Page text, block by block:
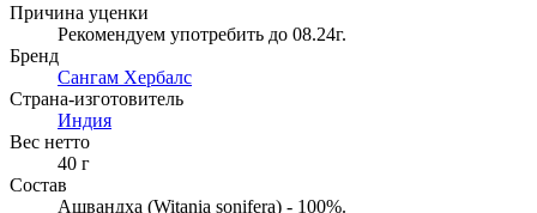
Причина уценки
Рекомендуем употребить до 08.24г.
Бренд
Сангам Хербалс
Страна-изготовитель
Индия
Вес нетто
40 г
Состав
Ашвандха (Witania sonifera) - 100%.